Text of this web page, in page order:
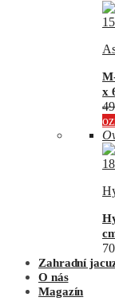
x
Zahradní
O nás
Magazín